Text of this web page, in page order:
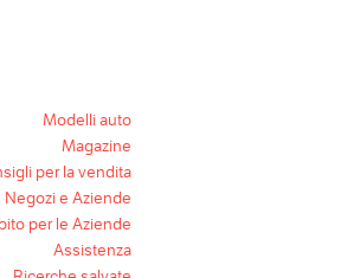
Modelli auto
Magazine
per la vendita
Negozi e Aziende
per le Aziende
Assistenza